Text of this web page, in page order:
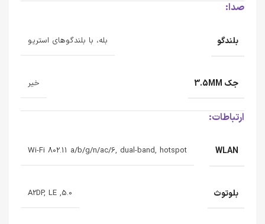
صدا:
بلندگو بله، با بلندگوهای استریو
جک 3.5MM خیر
ارتباطات:
WLAN
Wi-Fi 802.11 a/b/g/n/ac/6, dual-band, hotspot
بلوتوث 5.0, A2DP, LE